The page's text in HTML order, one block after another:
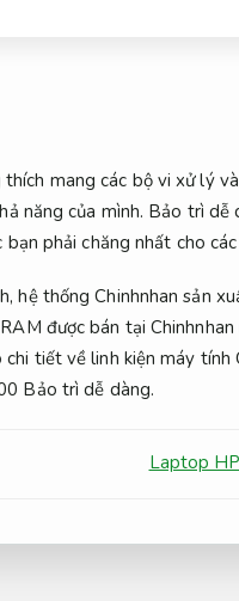
mang các bộ vi xử lý
năng của mình. Bảo trì dễ
phải chăng nhất cho
hệ thống Chinhnhan sản
được bán tại
tiết về linh kiện máy tính
Bảo trì dễ dàng.
Laptop